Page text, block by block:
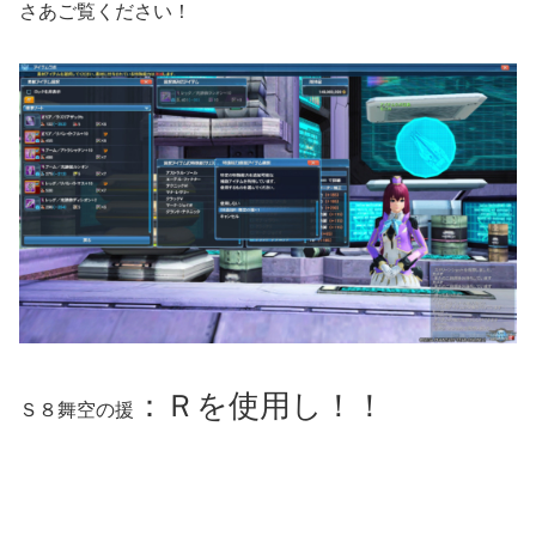
さあご覧ください！
Ｓ８舞空の援 ： Ｒを使用し！！